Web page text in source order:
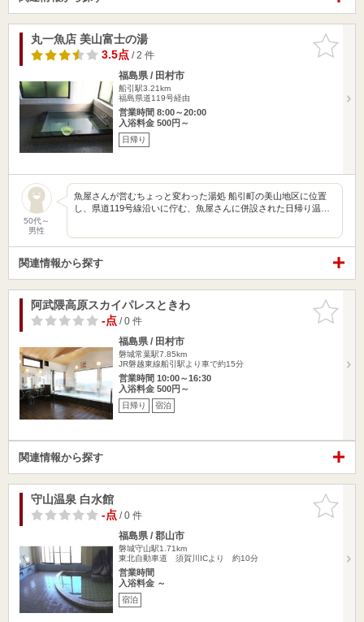
お気に入
りに追加
丸一魚店 美山富士の湯
3.5点/ 2 件
福島県 / 田村市
船引駅3.21km
福島県道119号経由
営業時間 8:00～20:00
入浴料金 500円～
日帰り
50代～
男性
魚屋さんが営むちょっと変わった湯処 船引町の美山地区に位置
し、県道119号線沿いに佇む、魚屋さんに併設された日帰り温…
関連情報から探す
お気に入
りに追加
阿武隈高原スカイパレスときわ
-点/ 0 件
福島県 / 田村市
磐城常葉駅7.85km
JR磐越東線船引駅より車で約15分
営業時間 10:00～16:30
入浴料金 500円～
日帰り 宿泊
関連情報から探す
お気に入
りに追加
守山温泉 白水館
-点/ 0 件
福島県 / 郡山市
磐城守山駅1.71km
東北自動車道 須賀川ICより 約10分
営業時間
入浴料金 ～
宿泊